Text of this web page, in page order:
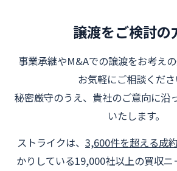
譲渡をご検討の
事業承継やM&Aでの譲渡をお考え
お気軽にご相談くださ
秘密厳守のうえ、貴社のご意向に沿
いたします。
ストライクは、 3,600件を超える成
かりしている19,000社以上の買収ニ